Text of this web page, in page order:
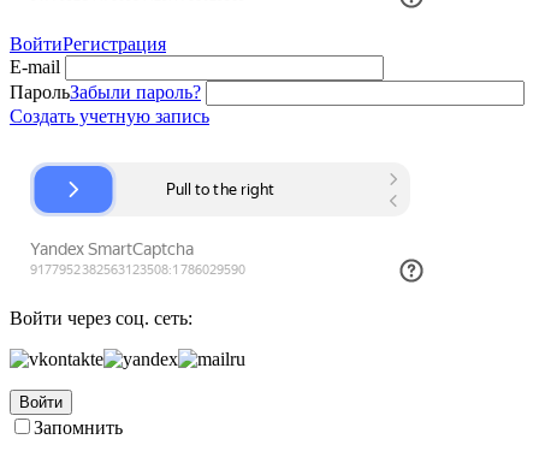
ВойтиРегистрация
E-mail
ПарольЗабыли пароль?
Создать учетную запись
Войти через соц. сеть:
Войти
Запомнить